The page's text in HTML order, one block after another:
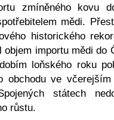
zmíněného kovu
mědi.
historického
objem importu mědi
loňského roku
obchodu ve
státech
růstu.